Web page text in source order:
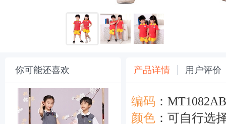
你可能还喜欢 产品详情 用户评价
编码 ：MT1082AB
颜色 ：可自行